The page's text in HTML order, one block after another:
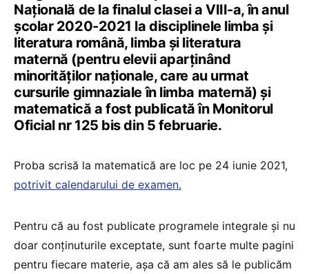
Națională de la finalul clasei a VIII-a, în anul
școlar 2020-2021 la disciplinele limba și
literatura română, limba și literatura
maternă (pentru elevii aparținând
minorităților naționale, care au urmat
cursurile gimnaziale în limba maternă) și
matematică a fost publicată în Monitorul
Oficial nr 125 bis din 5 februarie.
Proba scrisă la matematică are loc pe 24 iunie 2021,
potrivit calendarului de examen.
Pentru că au fost publicate programele integrale și nu
doar conținuturile exceptate, sunt foarte multe pagini
pentru fiecare materie, așa că am ales să le publicăm